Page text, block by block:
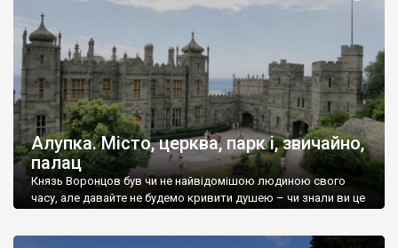
Алупка. Місто, церква, парк і, звичайно,
палац
Князь Воронцов був чи не найвідомішою людиною свого
часу, але давайте не будемо кривити душею – чи знали ви це